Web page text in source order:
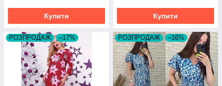
Купити Купити
РОЗПРОДАЖ –17% РОЗПРОДАЖ –16%